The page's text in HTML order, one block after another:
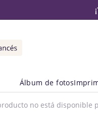
Álbum de fotos
no está disponible